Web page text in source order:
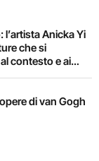
l’artista Anicka Yi
che si
contesto e ai
di van Gogh